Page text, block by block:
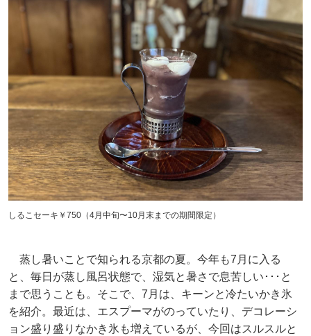
しるこセーキ￥750（4月中旬〜10月末までの期間限定）
蒸し暑いことで知られる京都の夏。今年も7月に入る
と、毎日が蒸し風呂状態で、湿気と暑さで息苦しい･･･と
まで思うことも。そこで、7月は、キーンと冷たいかき氷
を紹介。最近は、エスプーマがのっていたり、デコレーシ
ョン盛り盛りなかき氷も増えているが、今回はスルスルと